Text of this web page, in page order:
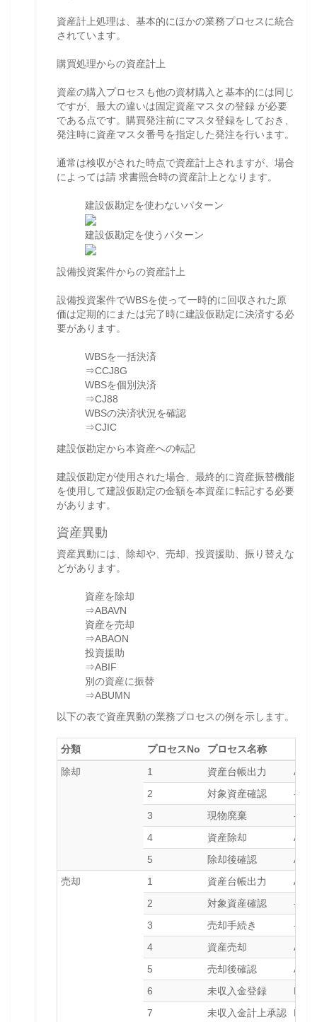
資産計上処理は、基本的にほかの業務プロセスに統合
されています。
購買処理からの資産計上
資産の購入プロセスも他の資材購入と基本的には同じ
ですが、最大の違いは固定資産マスタの登録 が必要
である点です。購買発注前にマスタ登録をしておき、
発注時に資産マスタ番号を指定した発注を行います。
通常は検収がされた時点で資産計上されますが、場合
によっては請 求書照合時の資産計上となります。
建設仮勘定を使わないパターン
建設仮勘定を使うパターン
設備投資案件からの資産計上
設備投資案件でWBSを使って一時的に回収された原
価は定期的にまたは完了時に建設仮勘定に決済する必
要があります。
WBSを一括決済
⇒CCJ8G
WBSを個別決済
⇒CJ88
WBSの決済状況を確認
⇒CJIC
建設仮勘定から本資産への転記
建設仮勘定が使用された場合、最終的に資産振替機能
を使用して建設仮勘定の金額を本資産に転記する必要
があります。
資産異動
資産異動には、除却や、売却、投資援助、振り替えな
どがあります。
資産を除却
⇒ABAVN
資産を売却
⇒ABAON
投資援助
⇒ABIF
別の資産に振替
⇒ABUMN
以下の表で資産異動の業務プロセスの例を示します。
分類 プロセスNo プロセス名称
除却
1 資産台帳出力
2
対象資産確認
-
3
現物廃棄
-
4
資産除却
5
除却後確認
売却
1 資産台帳出力
2
対象資産確認
-
3
売却手続き
-
4
資産売却
5
売却後確認
6
未収入金登録
FV50
7
未収入金計上承認